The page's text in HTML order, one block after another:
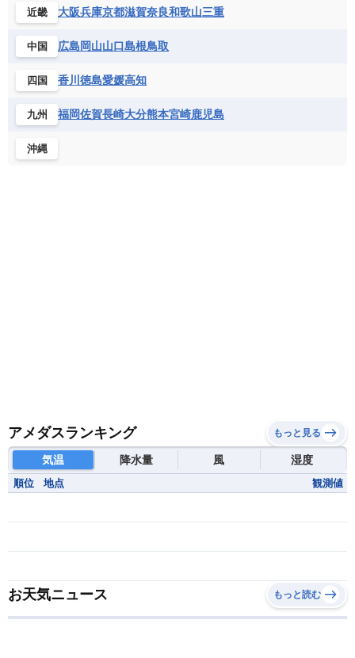
ラトビア リトアニア
リヒテンシュタイン
北マケドニア
ニカラグア共和国
ハイチ共和国
バルバドス
パナマ
フランス領ギアナ
ベネズエラ
ベリーズ
ボリビア
メキシコ
シエラレオネ共和国
ジブチ共和国
ジンバブエ
セントヘレナ諸島
セーシェル
チュニジア
ナミビア
ニジェール
ブルキナファソ
マダガスカル
近畿 大阪兵庫京都滋賀奈良和歌山三重
中国 広島岡山山口島根鳥取
四国 香川 徳島愛媛高知
九州 福岡佐賀長崎大分熊本宮崎鹿児島
沖縄
アメダスランキング もっと見る
気温 降水量 風 湿度
順位 地点 観測値
お天気ニュース もっと読む